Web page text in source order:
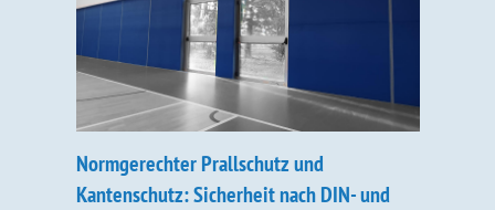
Normgerechter Prallschutz und
Kantenschutz: Sicherheit nach DIN- und